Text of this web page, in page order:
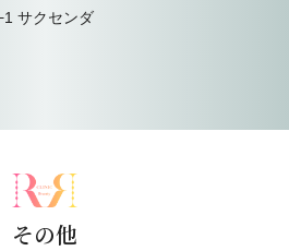
サクセンダ
その他